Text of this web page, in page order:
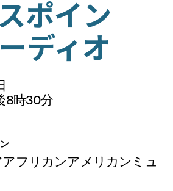
の育成
グラム
ブ
ポイン
ディオ
8時30分
フリカンアメリカンミュ